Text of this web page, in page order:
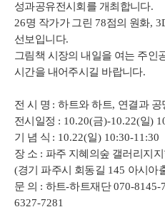
성과공유전시회를 개최합니다.
26명 작가가 그린 78점의 원화,
선보입니다.
그림책 시장의 내일을 여는 주인
시간을 내어주시길 바랍니다.
전 시 명 :하트와 하트, 연결과 공
전시일정 : 10.20(금)-10.22(일)
기 념 식 : 10.22(일) 10:30-11:30
장 소 : 파주 지혜의숲 갤러리지
(경기 파주시 회동길 145 아시아
문 의 : 하트-하트재단070-8145-
6327-7281